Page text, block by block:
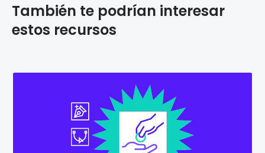
También te podrían interesar
estos recursos